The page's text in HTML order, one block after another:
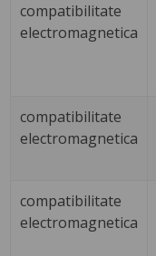
compatibilitate
electromagnetica
compatibilitate
electromagnetica
compatibilitate
electromagnetica